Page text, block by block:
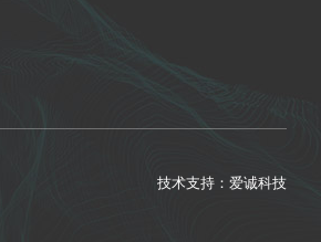
技术支持：爱诚科技